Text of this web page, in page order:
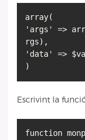
array(
'args' =>
rgs),
'data' =>
Escrivint la
function